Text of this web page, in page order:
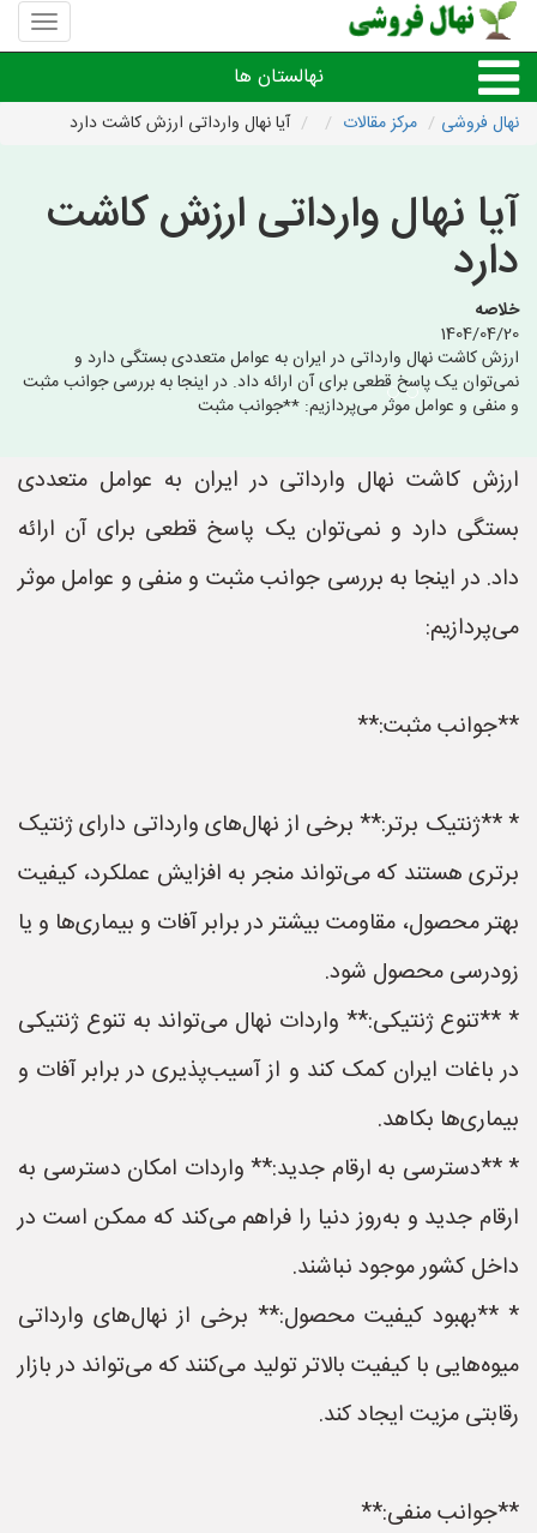
منوی
سایت
فروشی
نهالستان ها
نهال های زینتی،غیرمثمر
نهالستان های شهرها
نهال فروشی مرکز مقالات آیا نهال وارداتی ارزش کاشت دارد
آیا نهال وارداتی ارزش کاشت
دارد
خلاصه
1404/04/20
ارزش کاشت نهال وارداتی در ایران به عوامل متعددی بستگی دارد و
نمی‌توان یک پاسخ قطعی برای آن ارائه داد. در اینجا به بررسی جوانب مثبت
و منفی و عوامل موثر می‌پردازیم: **جوانب مثبت
ارزش کاشت نهال وارداتی در ایران به عوامل متعددی
بستگی دارد و نمی‌توان یک پاسخ قطعی برای آن ارائه
داد. در اینجا به بررسی جوانب مثبت و منفی و عوامل موثر
می‌پردازیم:
**جوانب مثبت:**
* **ژنتیک برتر:** برخی از نهال‌های وارداتی دارای ژنتیک
برتری هستند که می‌تواند منجر به افزایش عملکرد، کیفیت
بهتر محصول، مقاومت بیشتر در برابر آفات و بیماری‌ها و یا
زودرسی محصول شود.
* **تنوع ژنتیکی:** واردات نهال می‌تواند به تنوع ژنتیکی
در باغات ایران کمک کند و از آسیب‌پذیری در برابر آفات و
بیماری‌ها بکاهد.
* **دسترسی به ارقام جدید:** واردات امکان دسترسی به
ارقام جدید و به‌روز دنیا را فراهم می‌کند که ممکن است در
داخل کشور موجود نباشند.
* **بهبود کیفیت محصول:** برخی از نهال‌های وارداتی
میوه‌هایی با کیفیت بالاتر تولید می‌کنند که می‌تواند در بازار
رقابتی مزیت ایجاد کند.
**جوانب منفی:**